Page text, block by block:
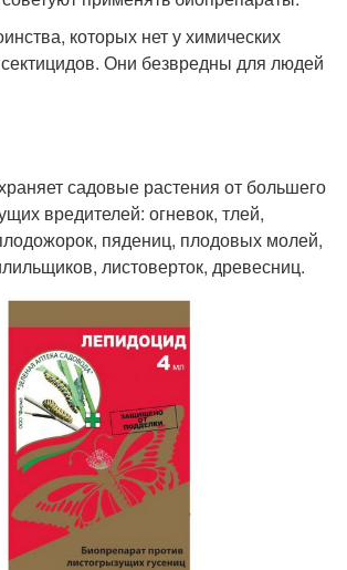
которых нет у химических
Они безвредны для людей
садовые растения от большего
вредителей: огневок, тлей,
пядениц, плодовых молей,
листоверток, древесниц.